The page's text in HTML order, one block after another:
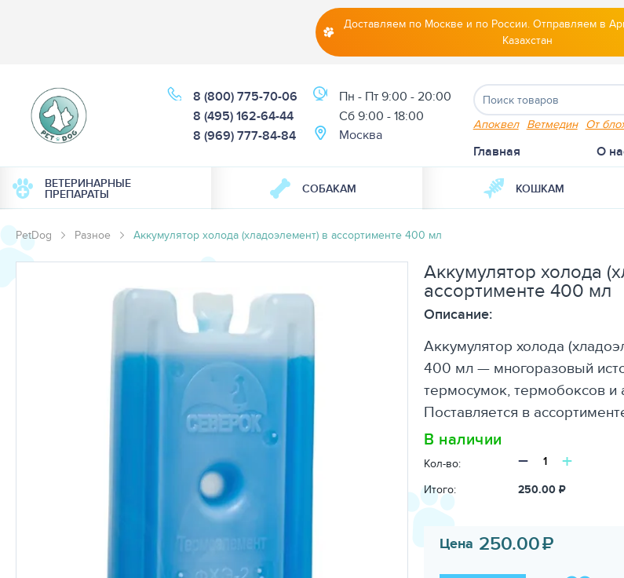
Доставляем по Москве и по России. Отправляем в
Казахстан
8 (800) 775-70-06
8 (495) 162-64-44
8 (969) 777-84-84
Пн - Пт 9:00 - 20:00
Cб 9:00 - 18:00
Москва
Апоквел Ветмедин От
Главная О
ВЕТЕРИНАРНЫЕ
ПРЕПАРАТЫ СОБАКАМ КОШКАМ
PetDog Разное Аккумулятор холода (хладоэлемент) в ассортименте 400 мл
Аккумулятор холода
ассортименте 400 мл
Описание:
Аккумулятор холода
400 мл — многоразовый
термосумок, термобоксов и
Поставляется в
В наличии
Кол-во: − +
Итого: 250.00 ₽
Цена 250.00₽